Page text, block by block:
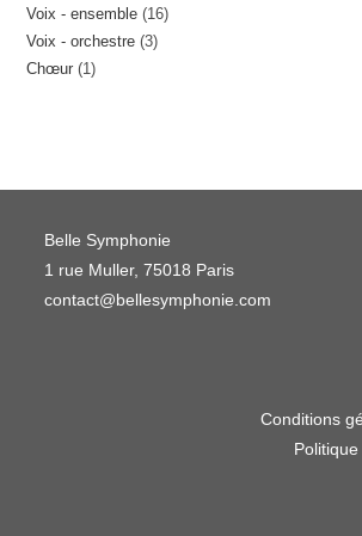
produits
Voix - ensemble 1616
Voix - orchestre 33
Chœur 11
Belle Symphonie
1 rue Muller, 75018 Paris
contact@bellesymphonie.com
Conditions